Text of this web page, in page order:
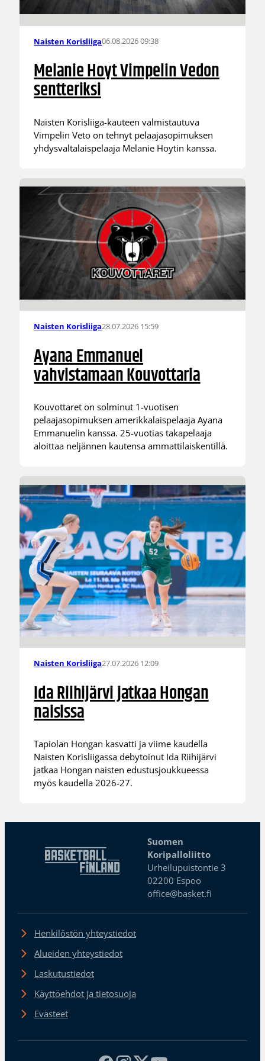
Naisten Korisliiga06.08.2026 09:38
Melanie Hoyt Vimpelin Vedon
sentteriksi
Naisten Korisliiga-kauteen valmistautuva
Vimpelin Veto on tehnyt pelaajasopimuksen
yhdysvaltalaispelaaja Melanie Hoytin kanssa.
Naisten Korisliiga28.07.2026 15:59
Ayana Emmanuel
vahvistamaan Kouvottaria
Kouvottaret on solminut 1-vuotisen
pelaajasopimuksen amerikkalaispelaaja Ayana
Emmanuelin kanssa. 25-vuotias takapelaaja
aloittaa neljännen kautensa ammattilaiskentillä.
Naisten Korisliiga27.07.2026 12:09
Ida Riihijärvi jatkaa Hongan
naisissa
Tapiolan Hongan kasvatti ja viime kaudella
Naisten Korisliigassa debytoinut Ida Riihijärvi
jatkaa Hongan naisten edustusjoukkueessa
myös kaudella 2026-27.
Suomen
Koripalloliitto
Urheilupuistontie 3
02200 Espoo
office@basket.fi
Henkilöstön yhteystiedot
Alueiden yhteystiedot
Laskutustiedot
Käyttöehdot ja tietosuoja
Evästeet